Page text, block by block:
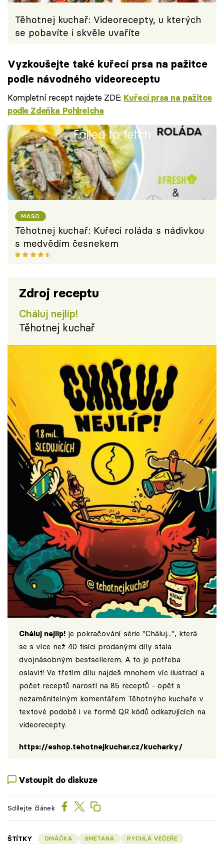
Těhotnej kuchař: Videorecepty, u kterých
se pobavíte i skvěle uvaříte
Vyzkoušejte také kuřecí prsa na pažitce
podle návodného videoreceptu
Kompletní recept najdete ZDE: Kuřecí prsa na pažitce
podle Zdeňka Pohlreicha
Failed to fetch
MASO
Těhotnej kuchař: Kuřecí roláda s nádivkou
s medvědím česnekem
Zdroj receptu
Cháluj nejlíp!
Těhotnej kuchař
Cháluj nejlíp!je pokračování série "Cháluj...", která
se s více než 40 tisíci prodanými díly stala
dvojnásobným bestsellerem. A to je potřeba
oslavit! Ve třetím dílu najdeš mnohem víc ilustrací a
počet receptů narostl na 85 receptů - opět s
nezaměnitelným komentářem Těhotnýho kuchaře v
textové podobě i ve formě QR kódů odkazujících na
videorecepty.
https://eshop.tehotnejkuchar.cz/kucharky/
Vstoupit do diskuze
Sdílejte článek
ŠTÍTKY OMÁČKA SMETANA
RYCHLÁ VEČEŘE